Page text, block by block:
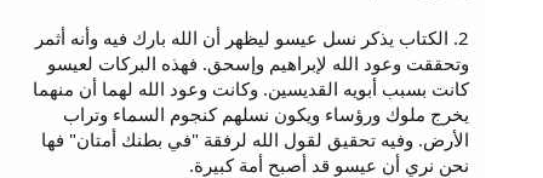
2. الكتاب يذكر نسل عيسو ليظهر أن الله بارك فيه وأنه أثمر
وتحققت وعود الله لإبراهيم وإسحق. فهذه البركات لعيسو
كانت بسبب أبويه القديسين. وكانت وعود الله لهما أن منهما
يخرج ملوك ورؤساء ويكون نسلهم كنجوم السماء وتراب
الأرض. وفيه تحقيق لقول الله لرفقة "في بطنك أمتان" فها
نحن نري أن عيسو قد أصبح أمة كبيرة.